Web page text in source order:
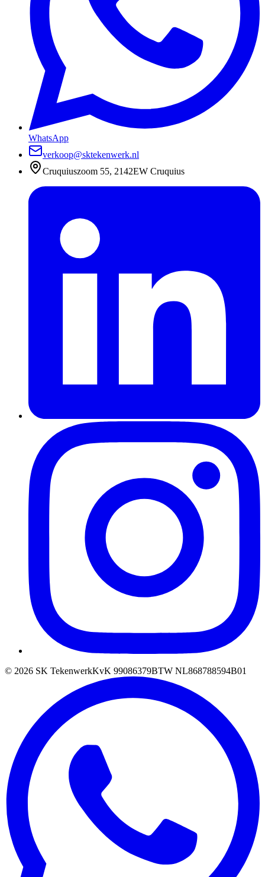
WhatsApp
verkoop@sktekenwerk.nl
Cruquiuszoom 55, 2142EW Cruquius
© 2026 SK TekenwerkKvK 99086379BTW NL868788594B01